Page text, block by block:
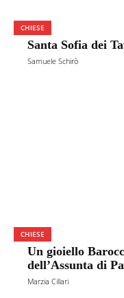
CHIESE
Santa Sofia dei
Samuele Schirò
CHIESE
Un gioiello
dell’Assunta di
Marzia Cillari